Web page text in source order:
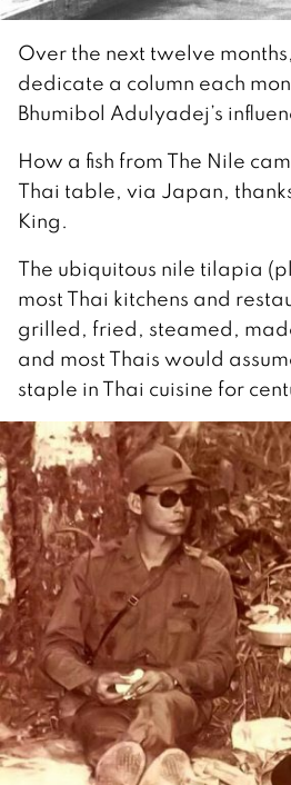
Over the next twelve
dedicate a column each
Bhumibol Adulyadej’s
How a fish from The Nile
Thai table, via Japan,
King.
The ubiquitous nile tilapia
most Thai kitchens and
grilled, fried, steamed,
and most Thais would
staple in Thai cuisine for